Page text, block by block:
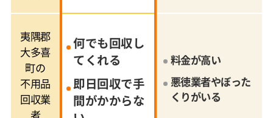
夷隅郡
大多喜
町の
不用品
回収業
何でも回収し
てくれる
即日回収で手
間がかからな
料金が高い
悪徳業者やぼった
くりがいる